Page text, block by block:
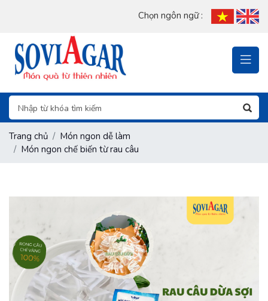
Chọn ngôn ngữ :
Trang chủ
Món ngon dễ làm
Món ngon chế biến từ rau câu